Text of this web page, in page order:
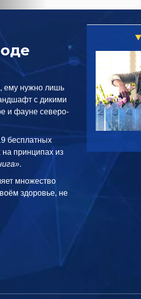
ему нужно лишь
с дикими
и фауне северо-
бесплатных
принципах из
.
множество
здоровье, не